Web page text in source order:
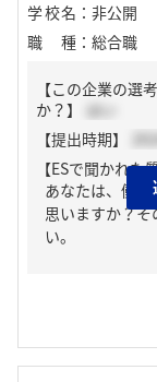
学校名 ： 非公開
職種 ： 総合職
【この企業の選
か？】
はい
【提出時期】
【ESで聞かれた
あなたは、働
思いますか？
い。